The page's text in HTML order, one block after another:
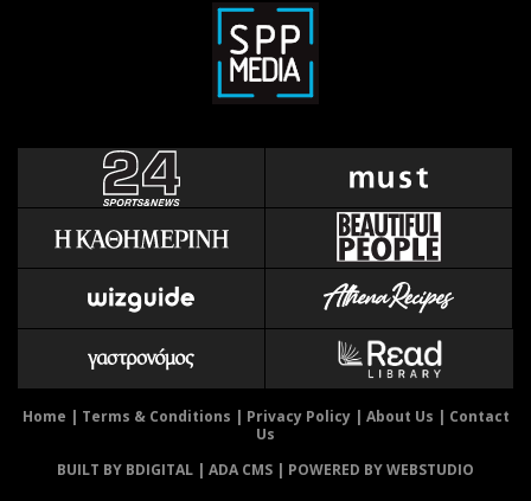
Home | Terms & Conditions | Privacy Policy| About Us | Contact
Us
BUILT BY BDIGITAL | ADA CMS | POWERED BY WEBSTUDIO